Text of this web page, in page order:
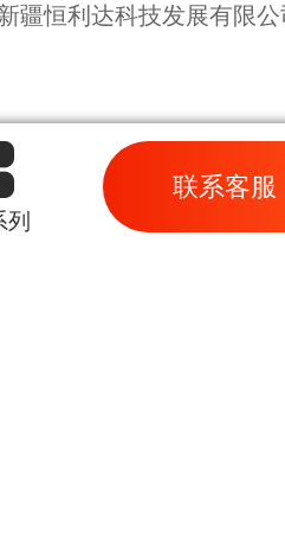
疆恒利达科技发展有限
联系客服